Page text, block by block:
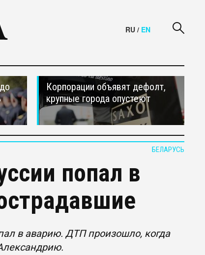
RU / EN
Корпорации объявят дефолт,
крупные города опустеют
БЕЛАРУСЬ
попал в
в аварию. ДТП произошло, когда